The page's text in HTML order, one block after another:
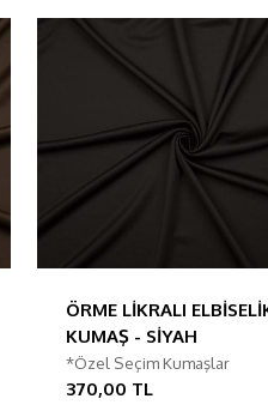
ÖRME LİKRALI
KUMAŞ - SİYAH
*Özel Seçim Kumaşlar
370,00 TL